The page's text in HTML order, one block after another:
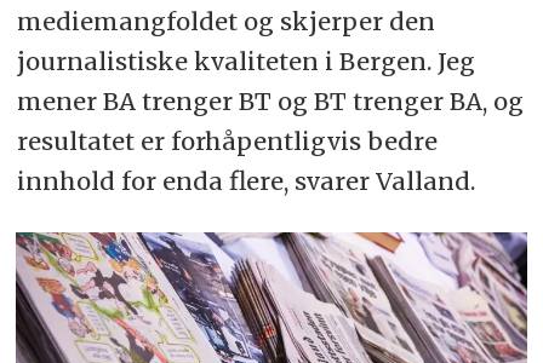
mediemangfoldet og skjerper den
journalistiske kvaliteten i Bergen. Jeg
mener BA trenger BT og BT trenger BA, og
resultatet er forhåpentligvis bedre
innhold for enda flere, svarer Valland.